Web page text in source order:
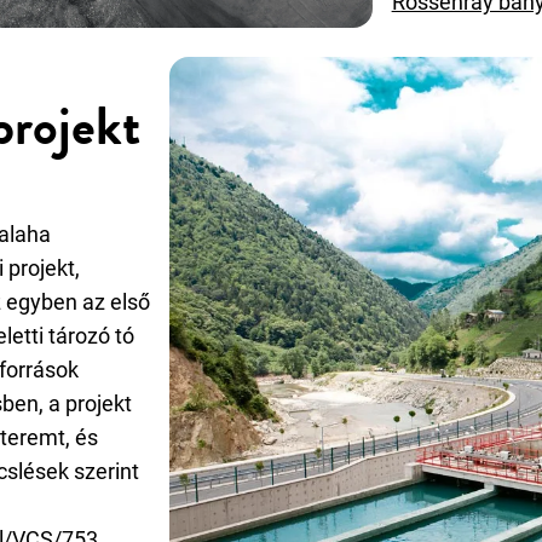
projekt,
az első
tározó tó
a projekt
és
szerint